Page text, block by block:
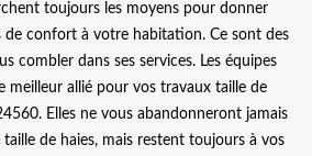
toujours les moyens pour donner
de confort à votre habitation. Ce sont des
combler dans ses services. Les équipes
meilleur allié pour vos travaux taille de
Elles ne vous abandonneront jamais
de haies, mais restent toujours à vos